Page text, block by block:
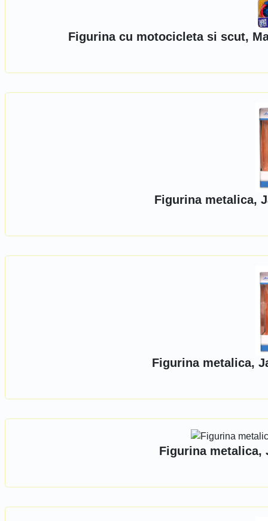
Figurina cu motocicleta si scut,
Figurina metalica,
Figurina metalica,
Figurina metalica,